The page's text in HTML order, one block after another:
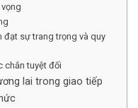
đạt sự trang trọng và quy
chắn tuyệt đối
lai trong giao tiếp